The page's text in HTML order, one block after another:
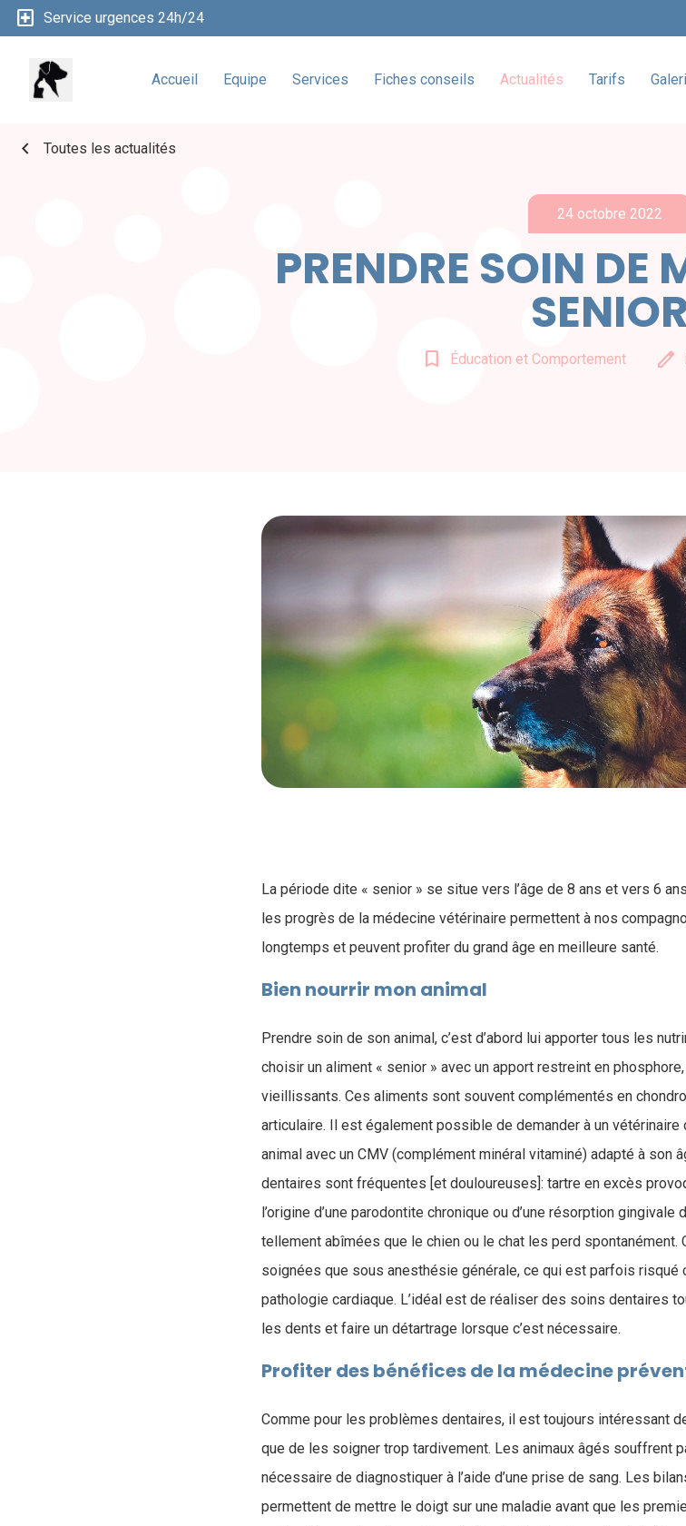
local_hospital Service urgences 24h/24
Accueil Equipe Services Fiches conseils Actualités Tarifs
chevron_left Toutes les actualités
24 octobre 2022
PRENDRE SOIN DE
SENIOR
bookmark_border Éducation et Comportement edit
La période dite « senior » se situe vers l’âge de 8 ans et vers 6
les progrès de la médecine vétérinaire permettent à nos
longtemps et peuvent profiter du grand âge en meilleure santé.
Bien nourrir mon animal
Prendre soin de son animal, c’est d’abord lui apporter tous les
choisir un aliment « senior » avec un apport restreint en
vieillissants. Ces aliments sont souvent complémentés en
articulaire. Il est également possible de demander à un vétérinaire
animal avec un CMV (complément minéral vitaminé) adapté à
dentaires sont fréquentes [et douloureuses]: tartre en excès
l’origine d’une parodontite chronique ou d’une résorption
tellement abîmées que le chien ou le chat les perd spontanément.
soignées que sous anesthésie générale, ce qui est parfois risqué
pathologie cardiaque. L’idéal est de réaliser des soins dentaires
les dents et faire un détartrage lorsque c’est nécessaire.
Profiter des bénéfices de la médecine
Comme pour les problèmes dentaires, il est toujours intéressant
que de les soigner trop tardivement. Les animaux âgés souffrent
nécessaire de diagnostiquer à l’aide d’une prise de sang. Les
permettent de mettre le doigt sur une maladie avant que les